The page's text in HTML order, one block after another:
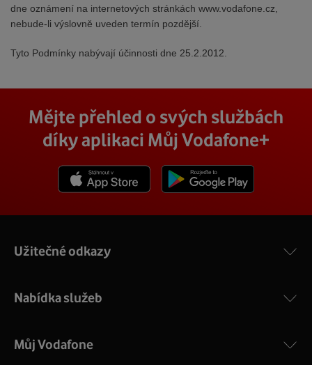
dne oznámení na internetových stránkách www.vodafone.cz,
nebude-li výslovně uveden termín pozdější.
Tyto Podmínky nabývají účinnosti dne 25.2.2012.
Mějte přehled o svých službách
díky aplikaci Můj Vodafone+
Užitečné odkazy
Nabídka služeb
Můj Vodafone